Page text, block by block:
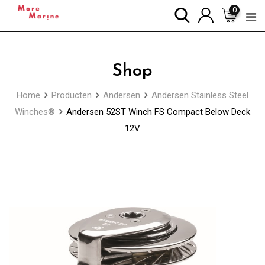
0
Shop
Home Producten Andersen
Andersen Stainless Steel
Winches®
Andersen 52ST Winch FS Compact Below Deck
12V